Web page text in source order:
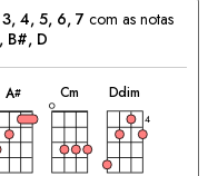
4, 5, 6, 7 com as notas
B#, D
A#
acorde
Cm
acorde
Ddim
acorde
4